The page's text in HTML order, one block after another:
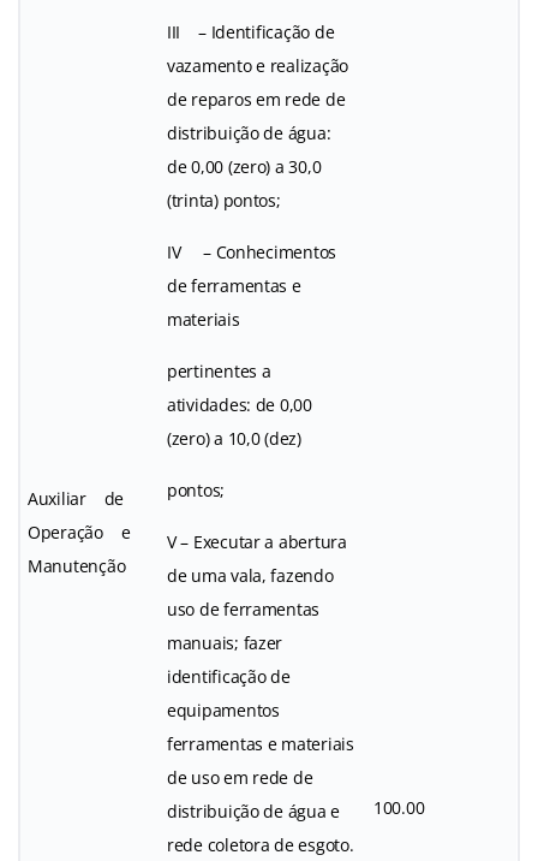
Auxiliar de
Operação e
Manutenção
III – Identificação de
vazamento e realização
de reparos em rede de
distribuição de água:
de 0,00 (zero) a 30,0
(trinta) pontos;
IV – Conhecimentos
de ferramentas e
materiais
pertinentes a
atividades: de 0,00
(zero) a 10,0 (dez)
pontos;
V – Executar a abertura
de uma vala, fazendo
uso de ferramentas
manuais; fazer
identificação de
equipamentos
ferramentas e materiais
de uso em rede de
distribuição de água e
rede coletora de esgoto.
100.00